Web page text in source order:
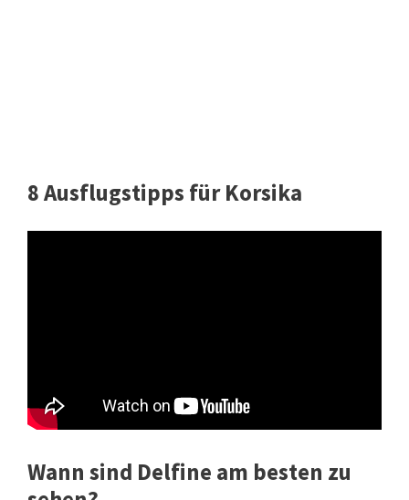
8 Ausflugstipps für Korsika
Wann sind Delfine am besten zu